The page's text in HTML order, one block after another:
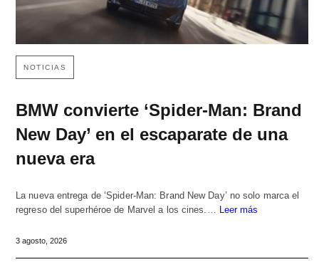
NOTICIAS
BMW convierte ‘Spider-Man: Brand
New Day’ en el escaparate de una
nueva era
La nueva entrega de ‘Spider-Man: Brand New Day’ no solo marca el
regreso del superhéroe de Marvel a los cines.… Leer más
3 agosto, 2026